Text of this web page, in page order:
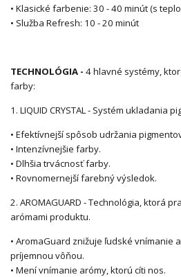
• Klasické farbenie: 30 - 40 minút (s
• Služba Refresh: 10 - 20 minút
TECHNOLÓGIA - 4 hlavné systémy,
farby:
1. LIQUID CRYSTAL - Systém ukladania
• Efektívnejší spôsob udržania
• Intenzívnejšie farby.
• Dlhšia trvácnosť farby.
• Rovnomernejší farebný výsledok.
2. AROMAGUARD - Technológia, ktorá
arómami produktu.
• AromaGuard znižuje ľudské vnímanie
príjemnou vôňou.
• Mení vnímanie arómy, ktorú cíti nos.